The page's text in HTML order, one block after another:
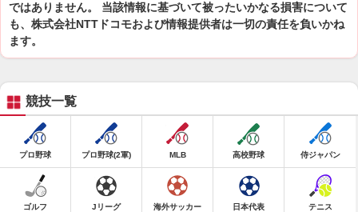
ではありません。 当該情報に基づいて被ったいかなる損害について
も、株式会社NTTドコモおよび情報提供者は一切の責任を負いかね
ます。
競技一覧
プロ野球 プロ野球(2軍) MLB 高校野球 侍ジャパン
ゴルフ Jリーグ 海外サッカー 日本代表 テニス